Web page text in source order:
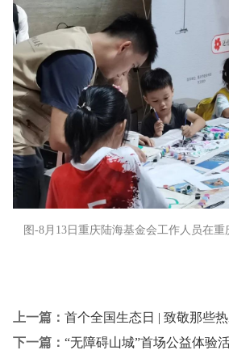
图-8月13日重庆陆海基金会工作人员在
上一篇： 首个全国生态日 | 致敬那些
下一篇： “无障碍山城”首场公益体验